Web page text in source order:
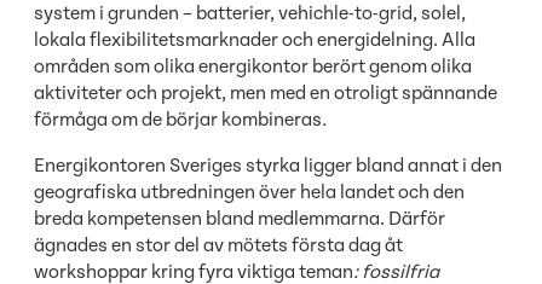
system i grunden – batterier, vehichle-to-grid, solel,
lokala flexibilitetsmarknader och energidelning. Alla
områden som olika energikontor berört genom olika
aktiviteter och projekt, men med en otroligt spännande
förmåga om de börjar kombineras.
Energikontoren Sveriges styrka ligger bland annat i den
geografiska utbredningen över hela landet och den
breda kompetensen bland medlemmarna. Därför
ägnades en stor del av mötets första dag åt
workshoppar kring fyra viktiga teman: fossilfria